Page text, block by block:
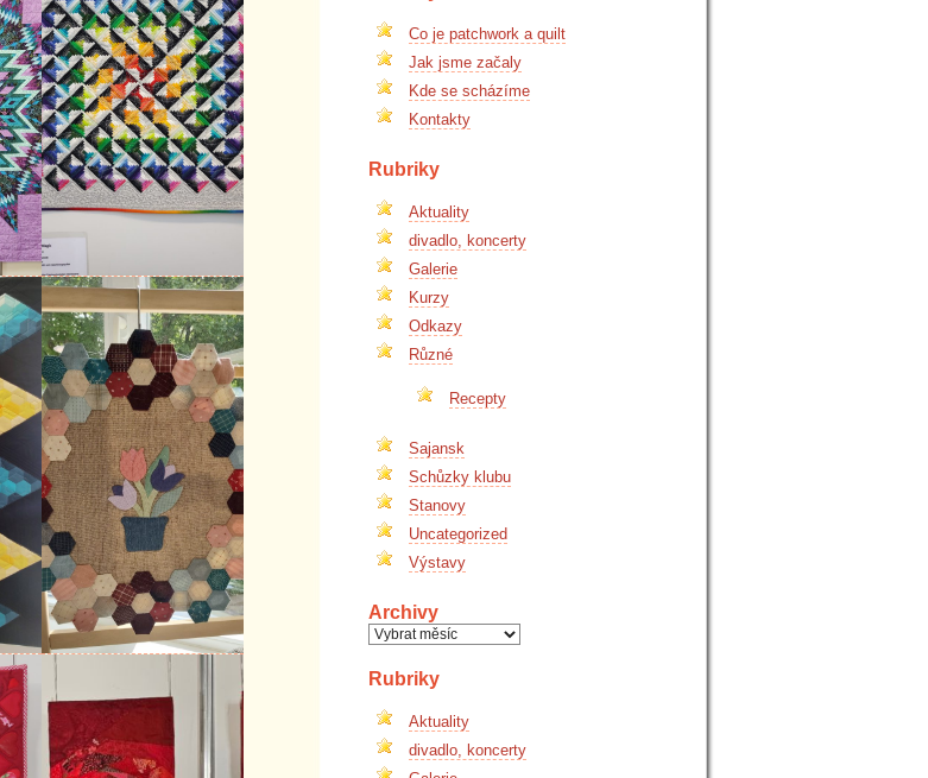
Co je patchwork a quilt
Jak jsme začaly
Kde se scházíme
Kontakty
Rubriky
Aktuality
divadlo, koncerty
Galerie
Kurzy
Odkazy
Různé
Recepty
Sajansk
Schůzky klubu
Stanovy
Uncategorized
Výstavy
Archivy
Archivy
Rubriky
Aktuality
divadlo, koncerty